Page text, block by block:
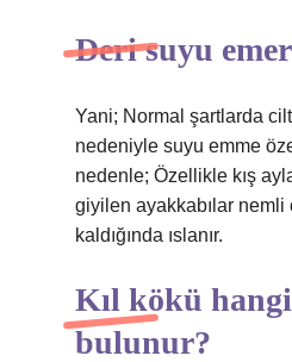
Deri suyu
Yani; Normal şartlarda
nedeniyle suyu emme
nedenle; Özellikle kış
giyilen ayakkabılar nemli
kaldığında ıslanır.
Kıl kökü
bulunur?